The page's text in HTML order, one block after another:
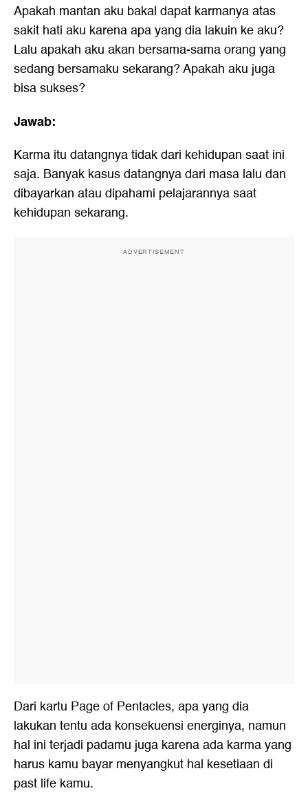
Apakah mantan aku bakal dapat karmanya atas
sakit hati aku karena apa yang dia lakuin ke aku?
Lalu apakah aku akan bersama-sama orang yang
sedang bersamaku sekarang? Apakah aku juga
bisa sukses?
Jawab:
Karma itu datangnya tidak dari kehidupan saat ini
saja. Banyak kasus datangnya dari masa lalu dan
dibayarkan atau dipahami pelajarannya saat
kehidupan sekarang.
ADVERTISEMENT
Dari kartu Page of Pentacles, apa yang dia
lakukan tentu ada konsekuensi energinya, namun
hal ini terjadi padamu juga karena ada karma yang
harus kamu bayar menyangkut hal kesetiaan di
past life kamu.